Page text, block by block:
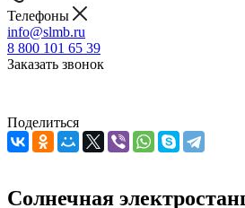
Телефоны
info@slmb.ru
8 800 101 65 39
Заказать звонок
Поделиться
Солнечная